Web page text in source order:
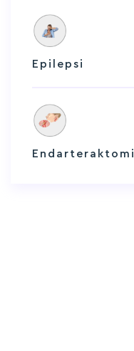
Epilepsi
Endarteraktomi